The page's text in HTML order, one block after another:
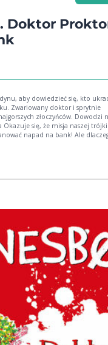
Doktor
aby dowiedzieć się, kto
Zwariowany doktor i sprytnie
złoczyńców. Dowodzi
się, że misja naszej